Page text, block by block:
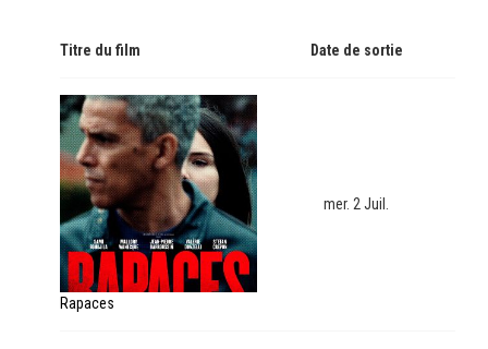
Titre du film Date de sortie
Rapaces
mer. 2 Juil.